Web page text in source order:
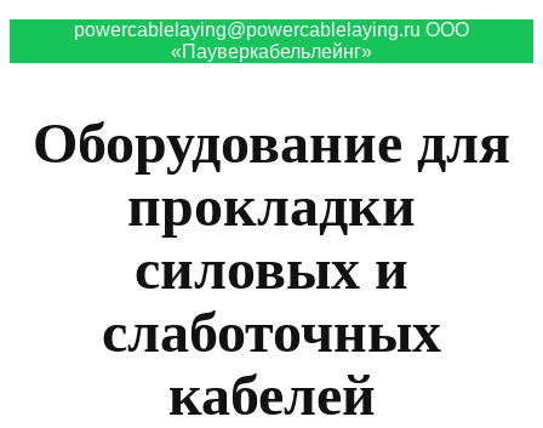
powercablelaying@powercablelaying.ru ООО
«Пауверкабельлейнг»
Оборудование для
прокладки
силовых и
слаботочных
кабелей